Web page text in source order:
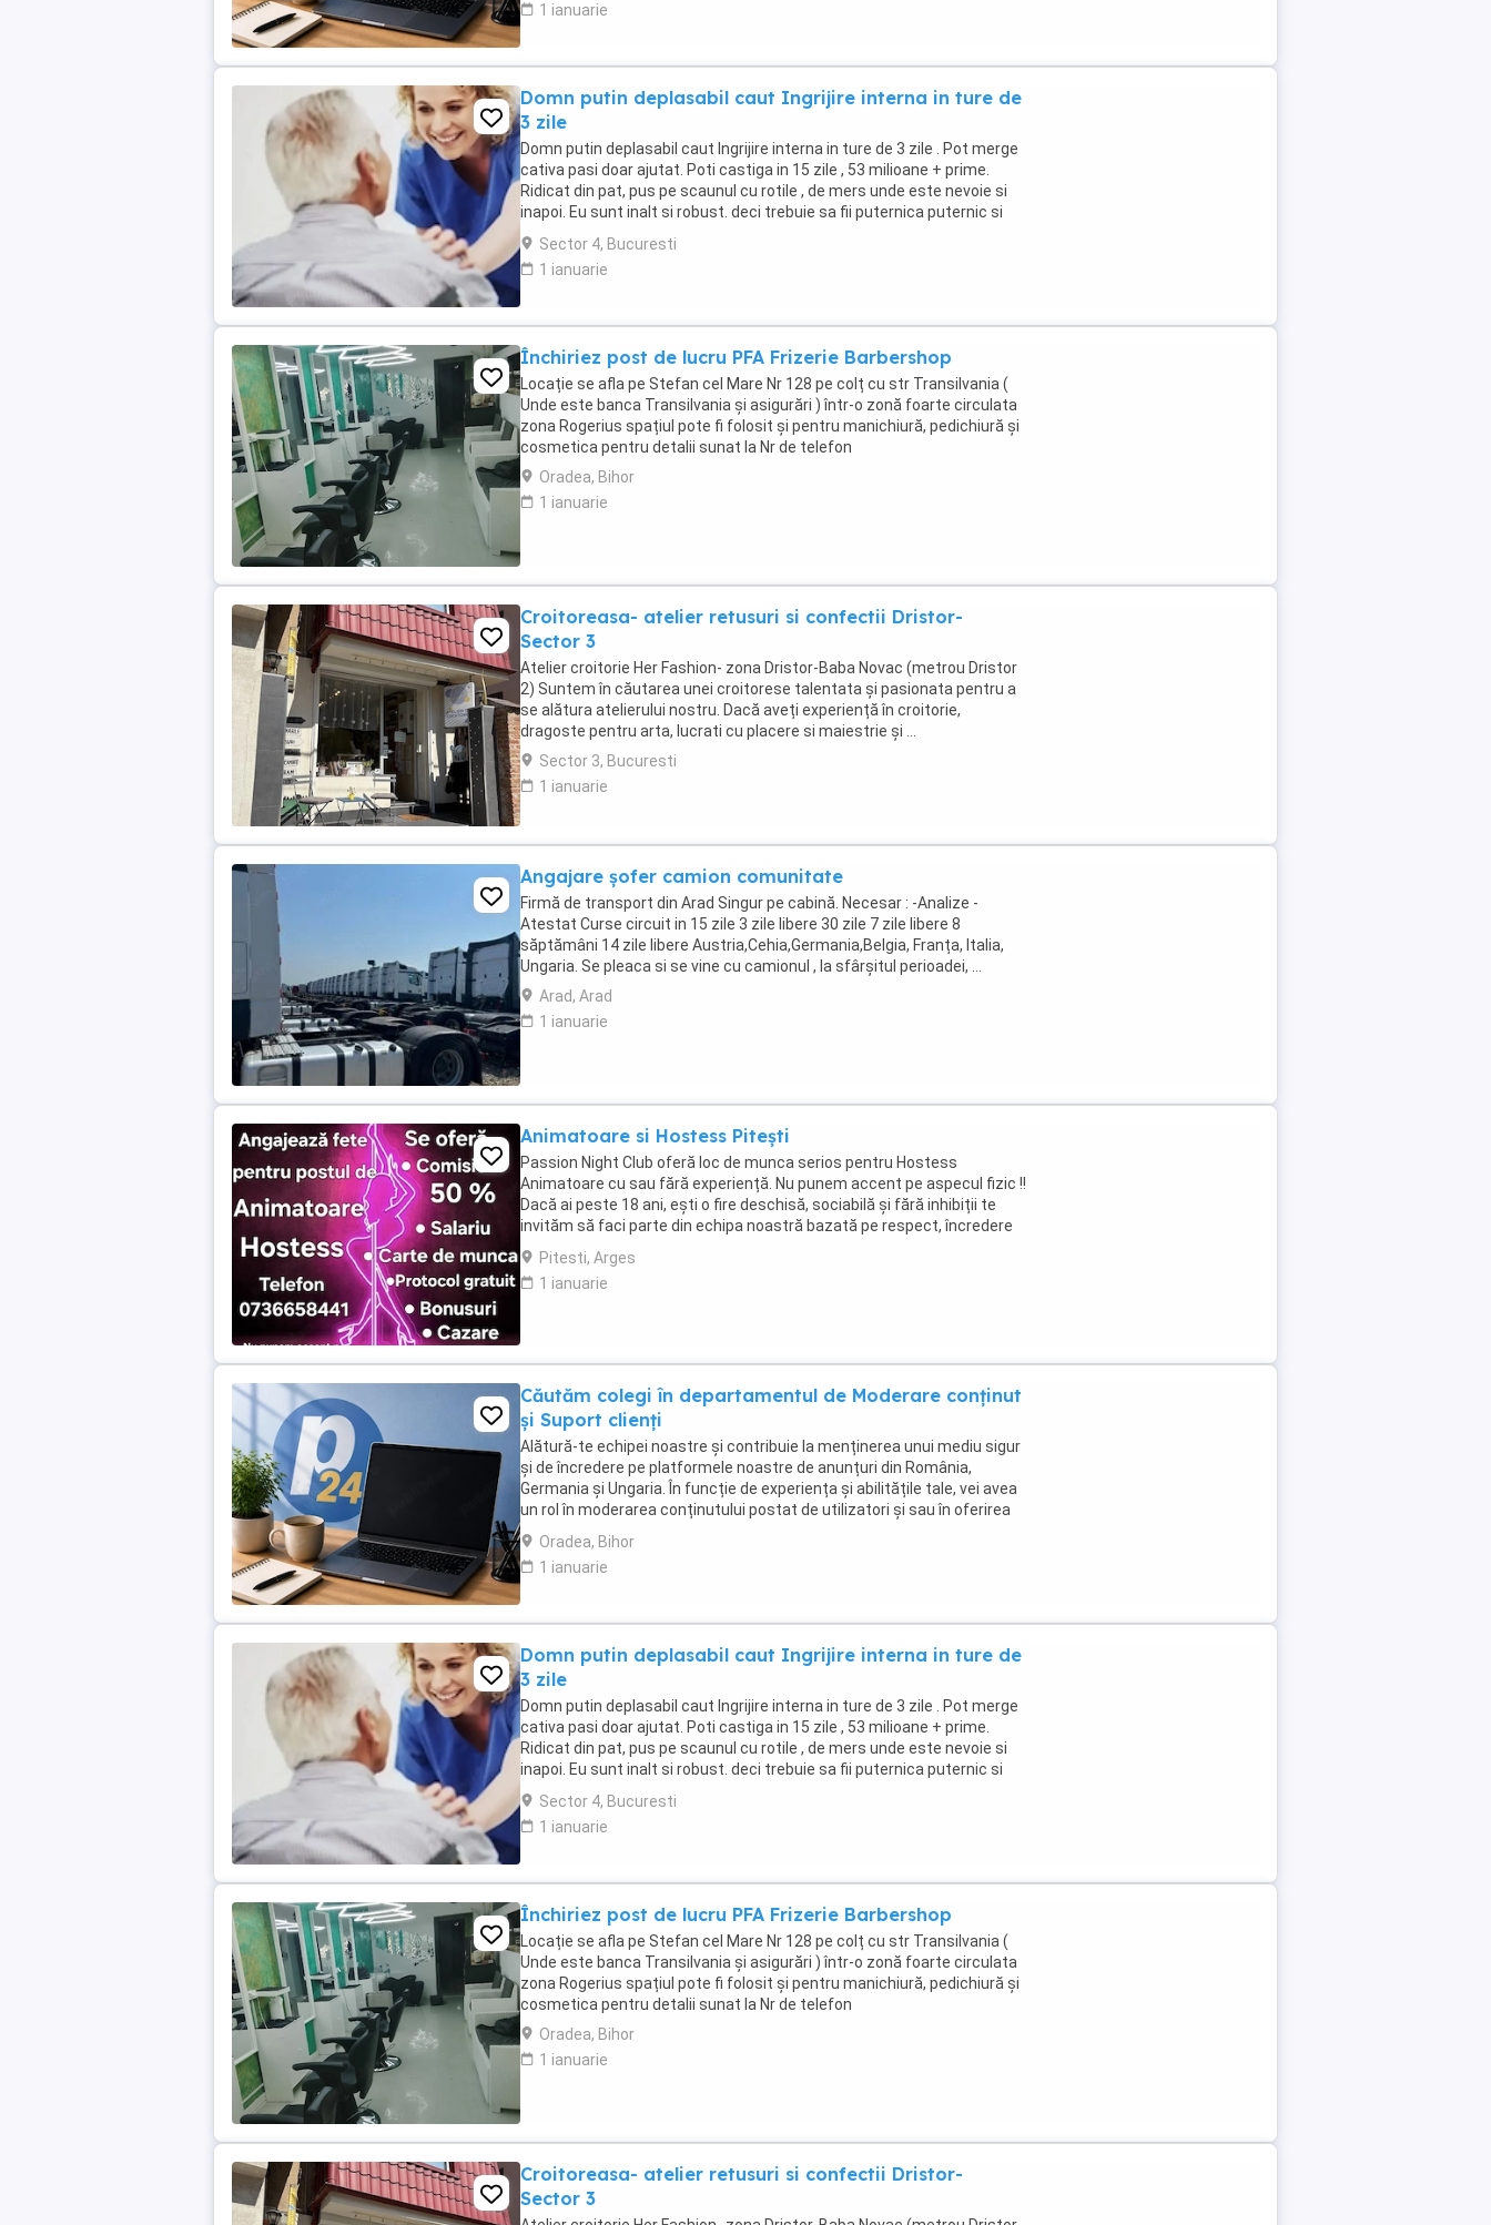
1 ianuarie
Domn putin deplasabil caut Ingrijire interna in ture de
3 zile
Domn putin deplasabil caut Ingrijire interna in ture de 3 zile . Pot merge
cativa pasi doar ajutat. Poti castiga in 15 zile , 53 milioane + prime.
Ridicat din pat, pus pe scaunul cu rotile , de mers unde este nevoie si
inapoi. Eu sunt inalt si robust. deci trebuie sa fii puternica puternic si
rezistenta ...
Sector 4, Bucuresti
1 ianuarie
Închiriez post de lucru PFA Frizerie Barbershop
Locație se afla pe Stefan cel Mare Nr 128 pe colț cu str Transilvania (
Unde este banca Transilvania și asigurări ) într-o zonă foarte circulata
zona Rogerius spațiul pote fi folosit și pentru manichiură, pedichiură și
cosmetica pentru detalii sunat la Nr de telefon
Oradea, Bihor
1 ianuarie
Croitoreasa- atelier retusuri si confectii Dristor-
Sector 3
Atelier croitorie Her Fashion- zona Dristor-Baba Novac (metrou Dristor
2) Suntem în căutarea unei croitorese talentata și pasionata pentru a
se alătura atelierului nostru. Dacă aveți experiență în croitorie,
dragoste pentru arta, lucrati cu placere si maiestrie și ...
Sector 3, Bucuresti
1 ianuarie
Angajare șofer camion comunitate
Firmă de transport din Arad Singur pe cabină. Necesar : -Analize -
Atestat Curse circuit in 15 zile 3 zile libere 30 zile 7 zile libere 8
săptămâni 14 zile libere Austria,Cehia,Germania,Belgia, Franța, Italia,
Ungaria. Se pleaca si se vine cu camionul , la sfârșitul perioadei, ...
Arad, Arad
1 ianuarie
Animatoare si Hostess Pitești
Passion Night Club oferă loc de munca serios pentru Hostess
Animatoare cu sau fără experiență. Nu punem accent pe aspecul fizic !!
Dacă ai peste 18 ani, ești o fire deschisă, sociabilă și fără inhibiții te
invităm să faci parte din echipa noastră bazată pe respect, încredere
și susținere . Facilități: ...
Pitesti, Arges
1 ianuarie
Căutăm colegi în departamentul de Moderare conținut
și Suport clienți
Alătură-te echipei noastre și contribuie la menținerea unui mediu sigur
și de încredere pe platformele noastre de anunțuri din România,
Germania și Ungaria. În funcție de experiența și abilitățile tale, vei avea
un rol în moderarea conținutului postat de utilizatori și sau în oferirea
de suport clienților ...
Oradea, Bihor
1 ianuarie
Domn putin deplasabil caut Ingrijire interna in ture de
3 zile
Domn putin deplasabil caut Ingrijire interna in ture de 3 zile . Pot merge
cativa pasi doar ajutat. Poti castiga in 15 zile , 53 milioane + prime.
Ridicat din pat, pus pe scaunul cu rotile , de mers unde este nevoie si
inapoi. Eu sunt inalt si robust. deci trebuie sa fii puternica puternic si
rezistenta ...
Sector 4, Bucuresti
1 ianuarie
Închiriez post de lucru PFA Frizerie Barbershop
Locație se afla pe Stefan cel Mare Nr 128 pe colț cu str Transilvania (
Unde este banca Transilvania și asigurări ) într-o zonă foarte circulata
zona Rogerius spațiul pote fi folosit și pentru manichiură, pedichiură și
cosmetica pentru detalii sunat la Nr de telefon
Oradea, Bihor
1 ianuarie
Croitoreasa- atelier retusuri si confectii Dristor-
Sector 3